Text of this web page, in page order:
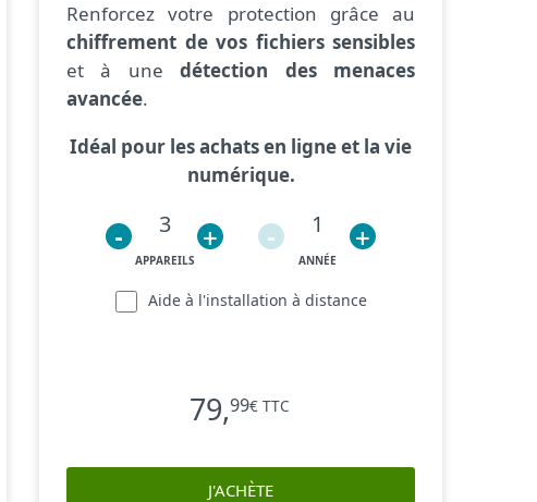
Renforcez votre protection grâce au
chiffrement de vos fichiers sensibles
et à unedétection des menaces
avancée.
Idéal pour les achats en ligne et la vie
numérique.
- 3 +
APPAREILS
- 1 +
ANNÉE
Aide à l'installation à distance
79,99€ TTC
J'ACHÈTE